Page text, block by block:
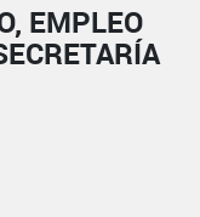
EMPLEO